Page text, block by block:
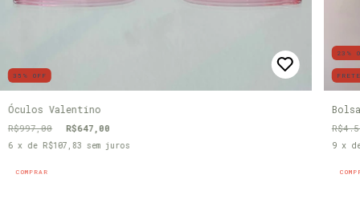
35 % OFF
Óculos Valentino
R$997,00 R$647,00
6 x de R$107,83 sem juros
COMPRAR
23 %
9 x